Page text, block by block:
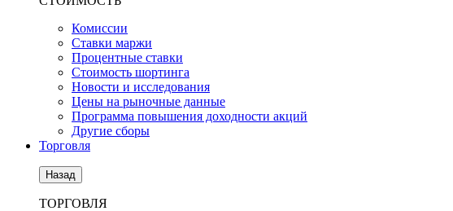
Комиссии
Ставки маржи
Процентные ставки
Стоимость шортинга
Новости и исследования
Цены на рыночные данные
Программа повышения доходности акций
Другие сборы
Торговля
Назад
ТОРГОВЛЯ